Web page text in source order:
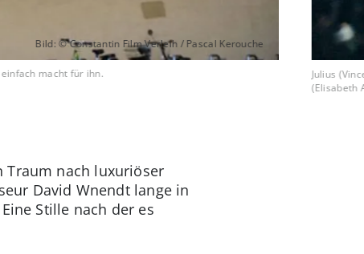
macht für ihn.
Bild: © Constantin Film Verleih / Pascal Kerouche
Julius
(Elisabeth
Traum nach luxuriöser
David Wnendt lange in
Stille nach der es